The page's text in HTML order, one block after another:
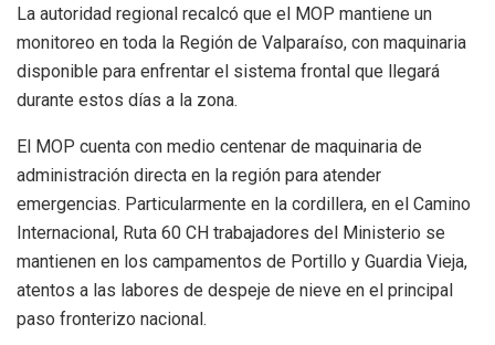
La autoridad regional recalcó que el MOP mantiene un
monitoreo en toda la Región de Valparaíso, con maquinaria
disponible para enfrentar el sistema frontal que llegará
durante estos días a la zona.
El MOP cuenta con medio centenar de maquinaria de
administración directa en la región para atender
emergencias. Particularmente en la cordillera, en el Camino
Internacional, Ruta 60 CH trabajadores del Ministerio se
mantienen en los campamentos de Portillo y Guardia Vieja,
atentos a las labores de despeje de nieve en el principal
paso fronterizo nacional.